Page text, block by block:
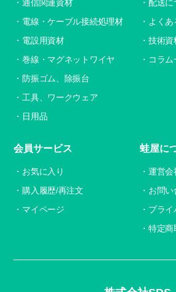
通信関連資材
電線・ケーブル接続処理材
電設用資材
巻線・マグネットワイヤ
防振ゴム、除振台
工具、ワークウェア
日用品
配送に
よく
技術資
コラム
会員サービス
お気に入り
購入履歴/再注文
マイページ
蛙屋に
運営会
お問い
プライ
特定商